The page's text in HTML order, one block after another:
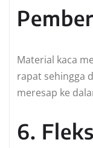
Material kaca
rapat sehingga
meresap ke
6.